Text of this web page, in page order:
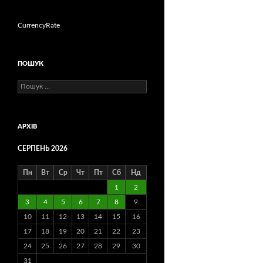
CurrencyRate
ПОШУК
Пошук:
АРХІВ
СЕРПЕНЬ 2026
Пн Вт Ср Чт Пт Сб Нд
1 2
3 4 5 6 7 8 9
10 11 12 13 14 15 16
17 18 19 20 21 22 23
24 25 26 27 28 29 30
31